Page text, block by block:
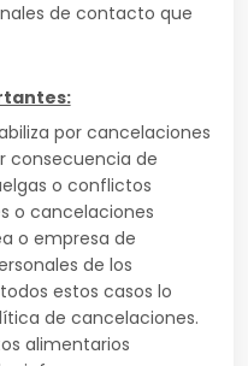
de contacto que
por cancelaciones
consecuencia de
o conflictos
o cancelaciones
o empresa de
de los
estos casos lo
de cancelaciones.
alimentarios